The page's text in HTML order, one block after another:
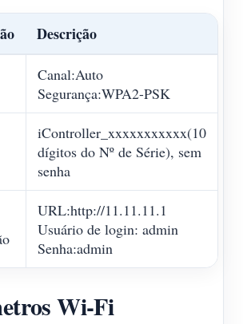
Descrição
Canal:Auto
Segurança:WPA2-PSK
iController_xxxxxxxxxxx(10
dígitos do Nº de Série), sem
senha
URL:http://11.11.11.1
Usuário de login: admin
Senha:admin
Wi-Fi